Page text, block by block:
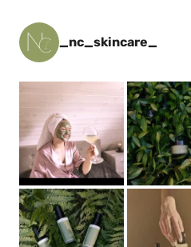
_nc_skincare_